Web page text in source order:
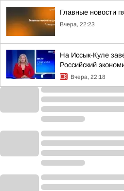
Главные новости
Вчера, 22:23
На Иссык-Куле
Российский
Вчера, 22:18